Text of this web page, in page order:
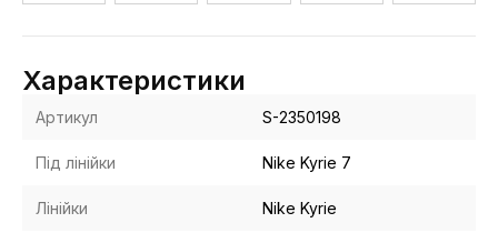
Характеристики
Артикул S-2350198
Під лінійки Nike Kyrie 7
Лінійки Nike Kyrie